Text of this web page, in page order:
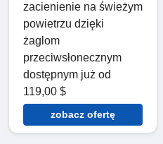
zacienienie na świeżym
powietrzu dzięki
żaglom
przeciwsłonecznym
dostępnym już od
119,00 $
zobacz ofertę